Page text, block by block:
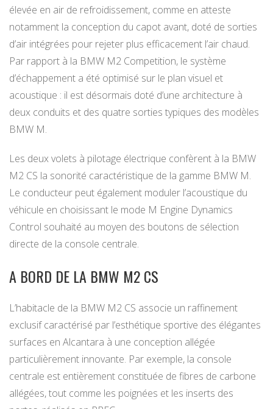
élevée en air de refroidissement, comme en atteste
notamment la conception du capot avant, doté de sorties
d’air intégrées pour rejeter plus efficacement l’air chaud.
Par rapport à la BMW M2 Competition, le système
d’échappement a été optimisé sur le plan visuel et
acoustique : il est désormais doté d’une architecture à
deux conduits et des quatre sorties typiques des modèles
BMW M.
Les deux volets à pilotage électrique confèrent à la BMW
M2 CS la sonorité caractéristique de la gamme BMW M.
Le conducteur peut également moduler l’acoustique du
véhicule en choisissant le mode M Engine Dynamics
Control souhaité au moyen des boutons de sélection
directe de la console centrale.
A BORD DE LA BMW M2 CS
L’habitacle de la BMW M2 CS associe un raffinement
exclusif caractérisé par l’esthétique sportive des élégantes
surfaces en Alcantara à une conception allégée
particulièrement innovante. Par exemple, la console
centrale est entièrement constituée de fibres de carbone
allégées, tout comme les poignées et les inserts des